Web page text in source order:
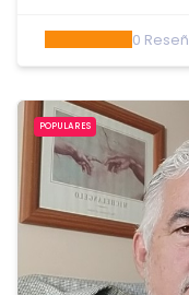
0
POPULARES